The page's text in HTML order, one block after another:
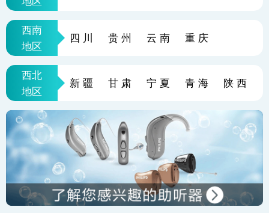
西南
四川 贵州 云南 重庆
地区
西北
新疆 甘肃 宁夏 青海 陕西
地区